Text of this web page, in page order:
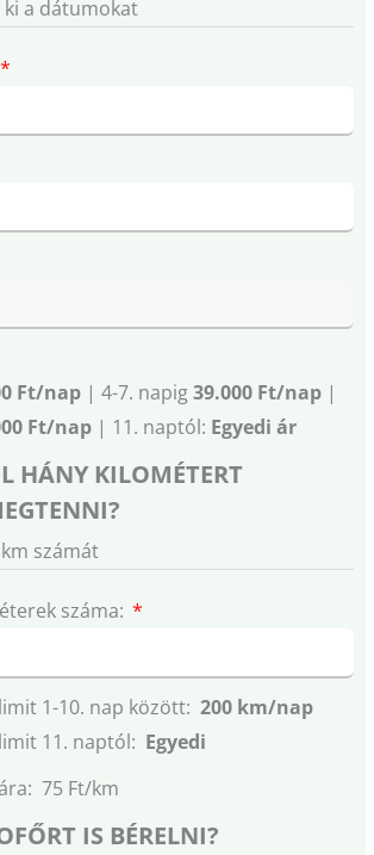
ki a dátumokat
Ft/nap | 4-7. napig39.000 Ft/nap |
Ft/nap | 11. naptól: Egyedi ár
HÁNY KILOMÉTERT
számát
száma:
1-10. nap között: 200 km/nap
11. naptól: Egyedi
75 Ft/km
IS BÉRELNI?